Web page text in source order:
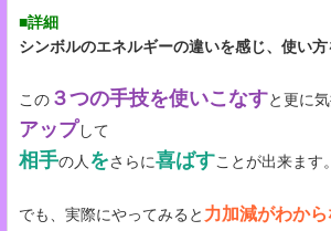
■詳細
シンボルのエネルギーの違いを感じ、使い方
この ３つの手技を使いこなすと更に
アップして
相手の人 をさらに喜ばすことが出来ます。
でも、実際にやってみると 力加減がわか